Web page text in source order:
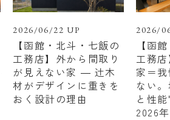
2026/06/22 UP
【函館・北斗・七飯の
工務店】外から間取り
が見えない家 ― 辻木
材がデザインに重きを
おく設計の理由
2026/
【函
工務
家＝
ない
と性
2026